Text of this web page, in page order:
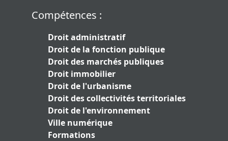
Compétences :
Droit administratif
Droit de la fonction publique
Droit des marchés publiques
Droit immobilier
Droit de l'urbanisme
Droit des collectivités territoriales
Droit de l'environnement
Ville numérique
Formations